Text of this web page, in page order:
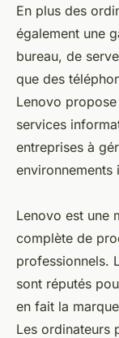
En plus des
également une
bureau, de
que des
Lenovo
services
entreprises à
environnements
Lenovo est une
complète de
professionnels.
sont réputés
en fait la
Les ordinateurs